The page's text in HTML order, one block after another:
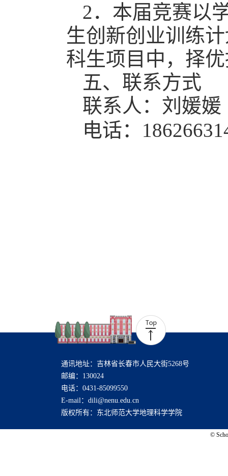
2．本届竞赛以
生创新创业训练
科生项目中，择
五、联系方式
联系人：刘媛媛
电话：
通讯地址：吉林省长春市人民大街5268号
邮编：130024
电话：0431-85099550
E-mail：dili@nenu.edu.cn
版权所有：东北师范大学地理科学学院
©